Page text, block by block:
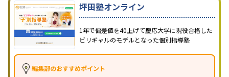
坪田塾オンライン
1年で偏差値を40上げて慶応大学に現役合格した
ビリギャルのモデルとなった個別指導塾
編集部のおすすめポイント